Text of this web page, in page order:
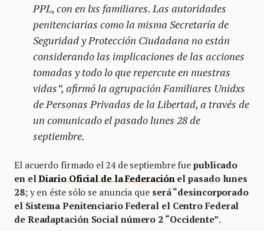
PPL, con en lxs familiares. Las autoridades
penitenciarias como la misma Secretaría de
Seguridad y Protección Ciudadana no están
considerando las implicaciones de las acciones
tomadas y todo lo que repercute en nuestras
vidas”, afirmó la agrupaciónFamiliares Unidxs
de Personas Privadas de la Libertad, a través de
un comunicado el pasado lunes 28 de
septiembre.
El acuerdo firmado el 24 de septiembre fue publicado
en elDiario Oficial de la Federación el pasado lunes
28; y en éste sólo se anuncia que será “desincorporado
el Sistema Penitenciario Federal el Centro Federal
de Readaptación Social número 2 “Occidente”.